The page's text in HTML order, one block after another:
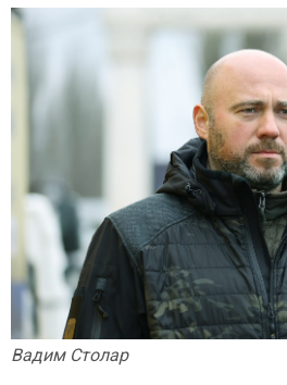
Вадим Столар